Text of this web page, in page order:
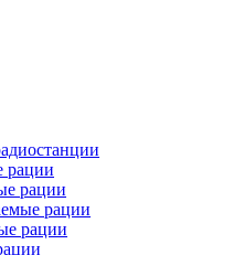
рации
рации
рации
рации